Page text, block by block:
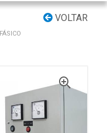
VOLTAR